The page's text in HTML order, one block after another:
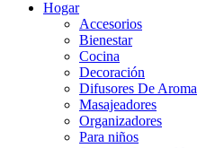
Hogar
Accesorios
Bienestar
Cocina
Decoración
Difusores De Aroma
Masajeadores
Organizadores
Para niños